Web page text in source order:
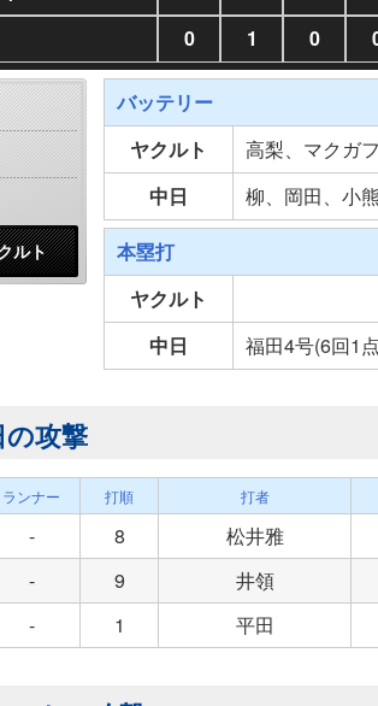
0 1 0
ルト
バッテリー
ヤクルト
高梨、マクガ
中日
柳、岡田、小
本塁打
ヤクルト
中日
福田4号(6回1
攻撃
ランナー 打順 打者
- 8
松井雅
- 9
井領
- 1 平田